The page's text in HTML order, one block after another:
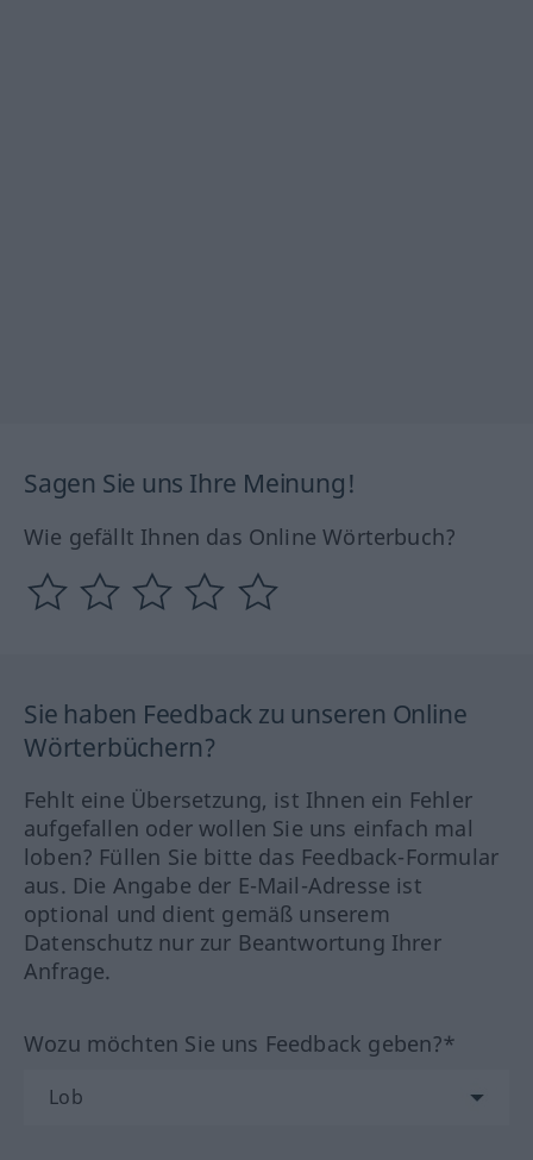
Sagen Sie uns Ihre Meinung!
Wie gefällt Ihnen das Online Wörterbuch?
Sie haben Feedback zu unseren Online
Wörterbüchern?
Fehlt eine Übersetzung, ist Ihnen ein Fehler
aufgefallen oder wollen Sie uns einfach mal
loben? Füllen Sie bitte das Feedback-Formular
aus. Die Angabe der E-Mail-Adresse ist
optional und dient gemäß unserem
Datenschutz nur zur Beantwortung Ihrer
Anfrage.
Wozu möchten Sie uns Feedback geben?*